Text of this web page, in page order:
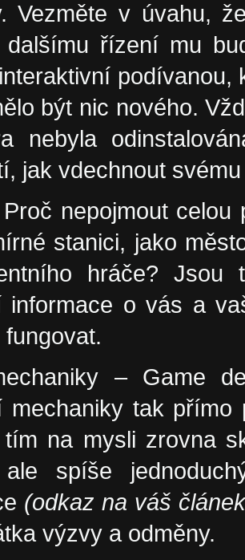
Vezměte v úvahu,
dalšímu řízení mu
podívanou,
být nic nového.
nebyla
jak vdechnout
nepojmout
stanici, jako
hráče?
informace o vás a
– Game
mechaniky tak
tím na mysli zrovna
ale spíše
(odkaz na váš
výzvy a odměny.